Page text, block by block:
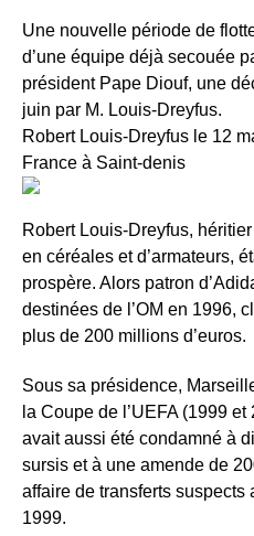
Une nouvelle période de
d’une équipe déjà secouée
président Pape Diouf, une
juin par M. Louis-Dreyfus.
Robert Louis-Dreyfus le 12
France à Saint-denis
Robert Louis-Dreyfus,
en céréales et d’armateurs,
prospère. Alors patron
destinées de l’OM en 1996,
plus de 200 millions d’euros.
Sous sa présidence,
la Coupe de l’UEFA (1999
avait aussi été condamné à
sursis et à une amende de
affaire de transferts suspects
1999.